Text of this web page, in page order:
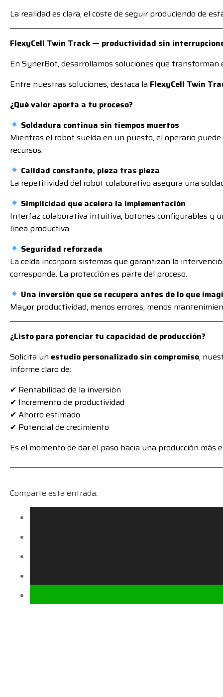
La realidad es clara, el coste de seguir produciendo de
FlexyCell Twin Track — productividad sin
En SynerBot, desarrollamos soluciones que
Entre nuestras soluciones, destaca la FlexyCell Twin
¿Qué valor aporta a tu proceso?
Soldadura continua sin tiempos muertos
Mientras el robot suelda en un puesto, el operario
recursos.
Calidad constante, pieza tras pieza
La repetitividad del robot colaborativo asegura una
Simplicidad que acelera la implementación
Interfaz colaborativa intuitiva, botones configurables y
línea productiva.
Seguridad reforzada
La celda incorpora sistemas que garantizan la
corresponde. La protección es parte del proceso.
Una inversión que se recupera antes de lo que
Mayor productividad, menos errores, menos
¿Listo para potenciar tu capacidad de producción?
Solicita un estudio personalizado sin compromiso,
informe claro de:
✔ Rentabilidad de la inversión
✔ Incremento de productividad
✔ Ahorro estimado
✔ Potencial de crecimiento
Es el momento de dar el paso hacia una producción
Comparte esta entrada: